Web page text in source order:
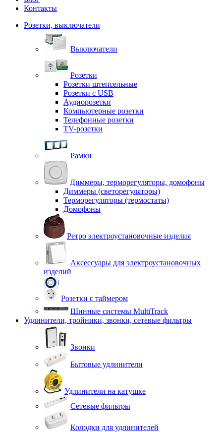
Контакты
Розетки, выключатели
Выключатели
Розетки
Розетки штепсельные
Розетки с USB
Аудиорозетки
Компьютерные розетки
Телефонные розетки
TV-розетки
Рамки
Диммеры, терморегуляторы, домофоны
Диммеры (светорегуляторы)
Терморегуляторы (термостаты)
Домофоны
Ретро электроустановочные изделия
Аксессуары для электроустановочных
изделий
Розетки с таймером
Шинные системы MultiTrack
Удлинители, тройники, звонки, сетевые фильтры
Звонки
Бытовые удлинители
Удлинители на катушке
Сетевые фильтры
Колодки для удлинителей